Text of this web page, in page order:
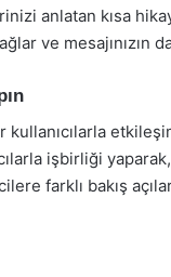
anlatan kısa
ve mesajınızın
işbirliği
farklı bakış